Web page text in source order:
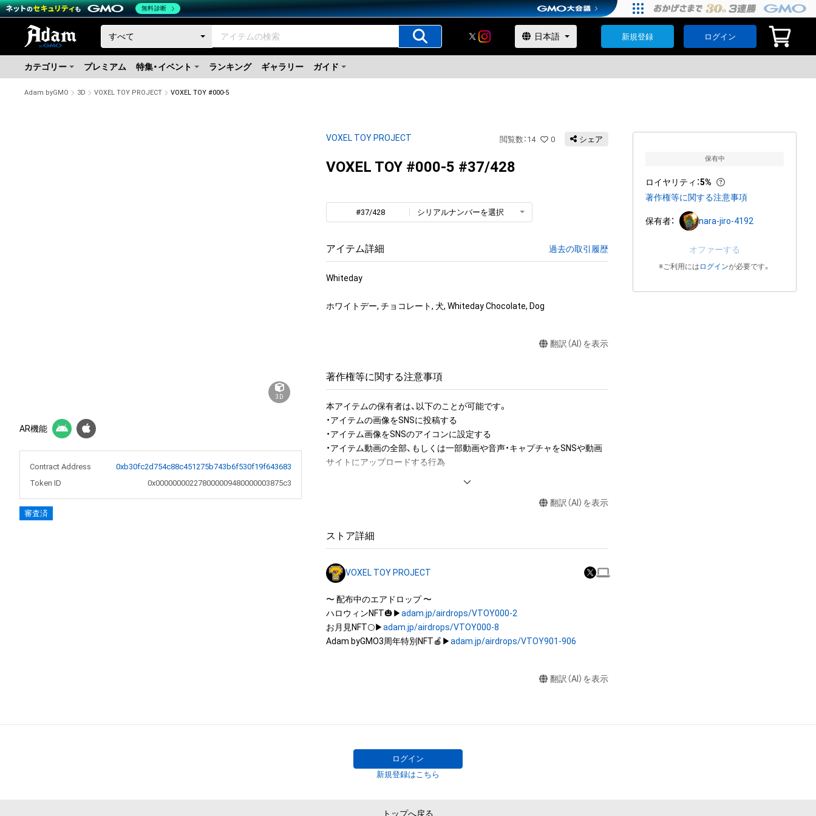
新規登録 ログイン
カテゴリー プレミアム 特集・イベント ランキング ギャラリー ガイド
Adam byGMO 3D VOXEL TOY PROJECT VOXEL TOY #000-5
3D
AR機能
Contract Address
0xb30fc2d754c88c451275b743b6f530f19f643683
Token ID
0x000000002278000009480000003875c3
審査済
VOXEL TOY PROJECT 閲覧数 ： 14 0 シェア
VOXEL TOY #000-5 #37/428
#37/428 シリアルナンバーを選択
アイテム詳細 過去の取引履歴
Whiteday
ホワイトデー, チョコレート, 犬, Whiteday Chocolate, Dog
翻訳（AI）を表示
著作権等に関する注意事項
本アイテムの保有者は、以下のことが可能です。
・アイテムの画像をSNSに投稿する
・アイテム画像をSNSのアイコンに設定する
・アイテム動画の全部、もしくは一部動画や音声・キャプチャをSNSや動画
サイトにアップロードする行為
・本アイテムに関する創作物(画像および映像、音楽、商標またはロゴ等を含
用新案権、商標権、意匠権その他の知的財産権(それらの権利を取得し、又は
託を受けている者によって保護されています。そのため、本アイテムを保
することを意味しません。
・本アイテムの著作権を有する方、著作隣接権の権利者またはその管理委託
を受けている者からの事前の同意なしに、上記の「本アイテムの保有者が有
する権利」の範囲を超えた行為、知的財産権を侵害するおそれのある行為
・本アイテムに関する創作物の利用については、公序良俗や法令に反する利
翻訳（AI）を表示
ストア詳細
VOXEL TOY PROJECT
〜 配布中のエアドロップ 〜
ハロウィンNFT🎃▶adam.jp/airdrops/VTOY000-2
お月見NFT🌕▶adam.jp/airdrops/VTOY000-8
Adam byGMO3周年特別NFT🍎▶adam.jp/airdrops/VTOY901-906
翻訳（AI）を表示
保有中
ロイヤリティ ：5%
著作権等に関する注意事項
保有者： nara-jiro-4192
オファーする
※ご利用には ログインが必要です。
ログイン
新規登録はこちら
トップへ戻る
無料診断